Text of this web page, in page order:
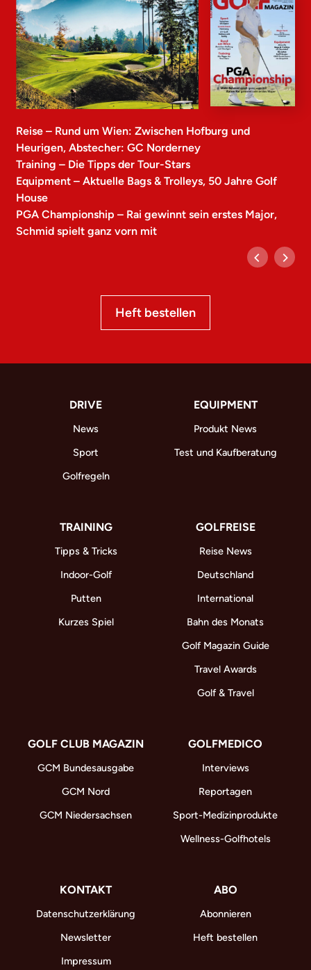
Reise – Rund um Wien: Zwischen Hofburg und
Heurigen, Abstecher: GC Norderney
Training – Die Tipps der Tour-Stars
Equipment – Aktuelle Bags & Trolleys, 50 Jahre Golf
House
PGA Championship – Rai gewinnt sein erstes Major,
Schmid spielt ganz vorn mit
Heft bestellen
DRIVE
News
Sport
Golfregeln
EQUIPMENT
Produkt News
Test und Kaufberatung
TRAINING
Tipps & Tricks
Indoor-Golf
Putten
Kurzes Spiel
GOLFREISE
Reise News
Deutschland
International
Bahn des Monats
Golf Magazin Guide
Travel Awards
Golf & Travel
GOLF CLUB MAGAZIN
GCM Bundesausgabe
GCM Nord
GCM Niedersachsen
GOLFMEDICO
Interviews
Reportagen
Sport-Medizinprodukte
Wellness-Golfhotels
KONTAKT
Datenschutzerklärung
Newsletter
Impressum
ABO
Abonnieren
Heft bestellen